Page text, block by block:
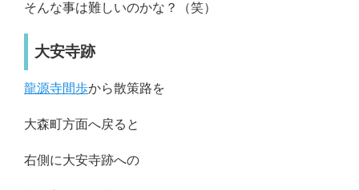
そんな事は難しいのかな？（笑）
大安寺跡
龍源寺間歩から散策路を
大森町方面へ戻ると
右側に大安寺跡への